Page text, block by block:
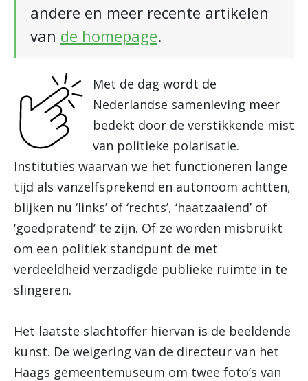
andere en meer recente artikelen
van de homepage.
Met de dag wordt de
Nederlandse samenleving meer
bedekt door de verstikkende mist
van politieke polarisatie.
Instituties waarvan we het functioneren lange
tijd als vanzelfsprekend en autonoom achtten,
blijken nu ‘links’ of ‘rechts’, ‘haatzaaiend’ of
‘goedpratend’ te zijn. Of ze worden misbruikt
om een politiek standpunt de met
verdeeldheid verzadigde publieke ruimte in te
slingeren.
Het laatste slachtoffer hiervan is de beeldende
kunst. De weigering van de directeur van het
Haags gemeentemuseum om twee foto’s van